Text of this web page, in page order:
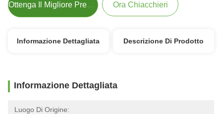
Ottenga Il Migliore Prezzo Ora Chiacchieri
Informazione Dettagliata Descrizione Di Prodotto
Informazione Dettagliata
Luogo Di Origine: